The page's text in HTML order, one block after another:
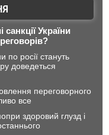
України
по росії стануть
доведеться
переговорного
все
здоровий глузд і